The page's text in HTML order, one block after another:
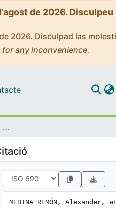
de 2026. Disculpeu
2026. Disculpad las
any inconvenience.
Gazpacho consumption is associated with lower blood pressure and reduced hypertension in a high cardiovascular risk cohort. Cross-sectional study of the PREDIMED trial
MEDINA REMÓN, Alexander,